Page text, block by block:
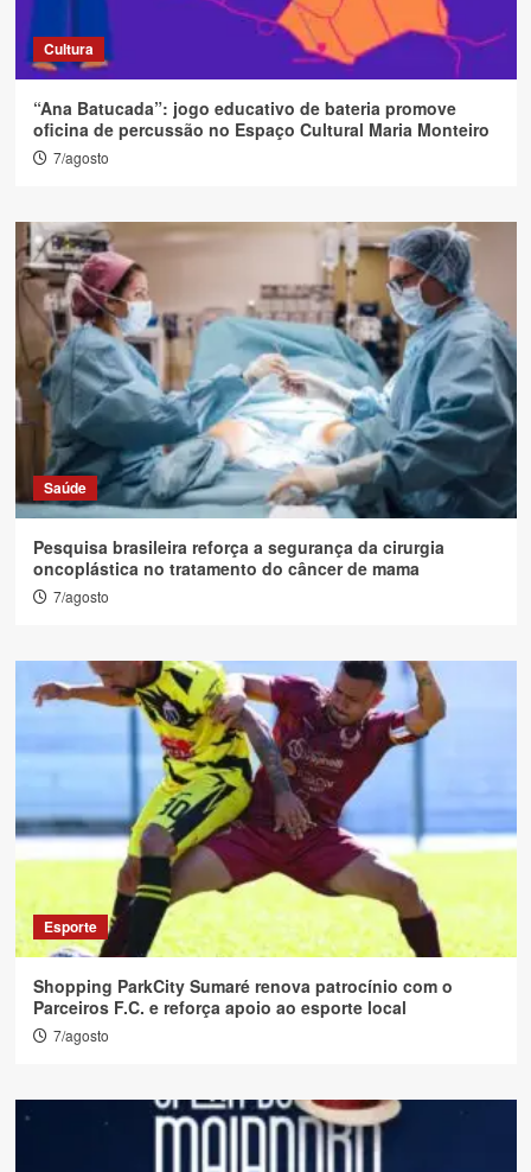
Cultura
“Ana Batucada”: jogo educativo de bateria promove
oficina de percussão no Espaço Cultural Maria Monteiro
7/agosto
Saúde
Pesquisa brasileira reforça a segurança da cirurgia
oncoplástica no tratamento do câncer de mama
7/agosto
Esporte
Shopping ParkCity Sumaré renova patrocínio com o
Parceiros F.C. e reforça apoio ao esporte local
7/agosto